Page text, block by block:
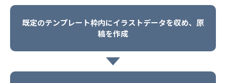
既定のテンプレート枠内にイラストデータを収め、原
稿を作成